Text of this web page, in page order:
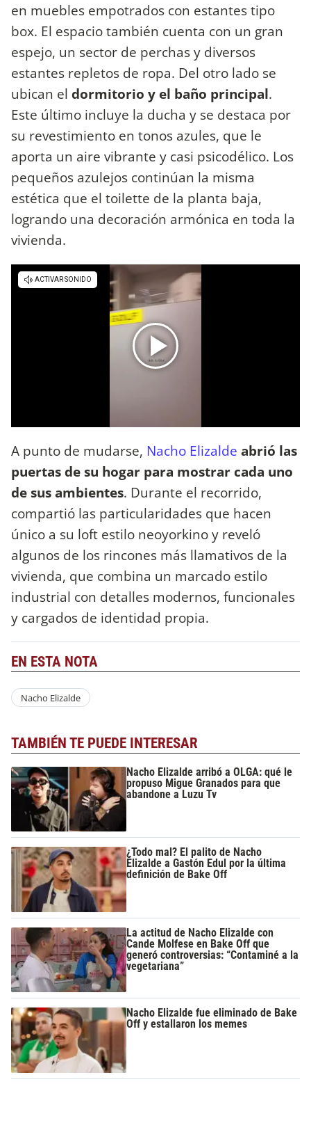
en muebles empotrados con estantes tipo
box. El espacio también cuenta con un gran
espejo, un sector de perchas y diversos
estantes repletos de ropa. Del otro lado se
ubican el dormitorio y el baño principal.
Este último incluye la ducha y se destaca por
su revestimiento en tonos azules, que le
aporta un aire vibrante y casi psicodélico. Los
pequeños azulejos continúan la misma
estética que el toilette de la planta baja,
logrando una decoración armónica en toda la
vivienda.
A punto de mudarse, Nacho Elizalde abrió las
puertas de su hogar para mostrar cada uno
de sus ambientes. Durante el recorrido,
compartió las particularidades que hacen
único a su loft estilo neoyorkino y reveló
algunos de los rincones más llamativos de la
vivienda, que combina un marcado estilo
industrial con detalles modernos, funcionales
y cargados de identidad propia.
EN ESTA NOTA
Nacho Elizalde
TAMBIÉN TE PUEDE INTERESAR
Nacho Elizalde arribó a OLGA: qué le
propuso Migue Granados para que
abandone a Luzu Tv
¿Todo mal? El palito de Nacho
Elizalde a Gastón Edul por la última
definición de Bake Off
La actitud de Nacho Elizalde con
Cande Molfese en Bake Off que
generó controversias: “Contaminé a la
vegetariana”
Nacho Elizalde fue eliminado de Bake
Off y estallaron los memes